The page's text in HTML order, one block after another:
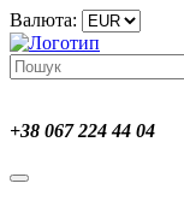
Валюта:
+38 067 224 44 04